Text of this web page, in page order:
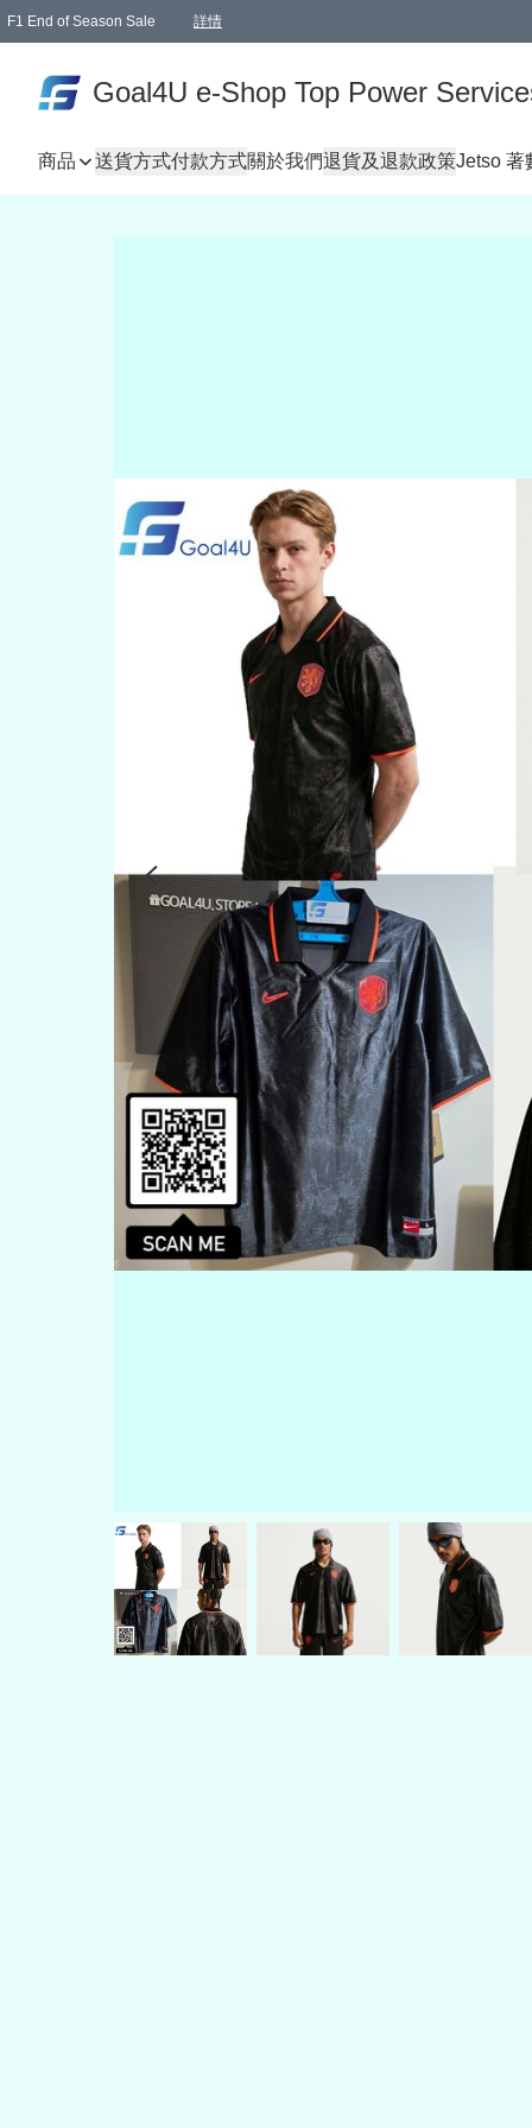
F1 End of Season Sale 詳情
Goal4U e-Shop Top Power
商品 送貨方式付款方式關於我們退貨及退款政策Jetso 著